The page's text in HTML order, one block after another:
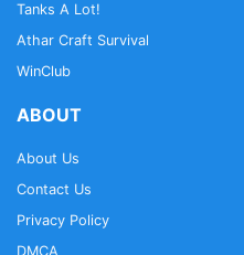
Tanks A Lot!
Athar Craft Survival
WinClub
ABOUT
About Us
Contact Us
Privacy Policy
DMCA